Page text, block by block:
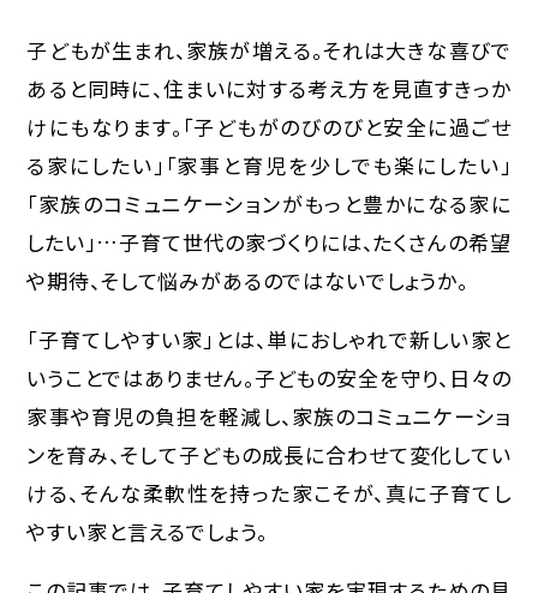
子どもが生まれ、家族が増える。それは大きな喜びで
あると同時に、住まいに対する考え方を見直すきっか
けにもなります。「子どもがのびのびと安全に過ごせ
る家にしたい」「家事と育児を少しでも楽にしたい」
「家族のコミュニケーションがもっと豊かになる家に
したい」…子育て世代の家づくりには、たくさんの希望
や期待、そして悩みがあるのではないでしょうか。
「子育てしやすい家」とは、単におしゃれで新しい家と
いうことではありません。子どもの安全を守り、日々の
家事や育児の負担を軽減し、家族のコミュニケーショ
ンを育み、そして子どもの成長に合わせて変化してい
ける、そんな柔軟性を持った家こそが、真に子育てし
やすい家と言えるでしょう。